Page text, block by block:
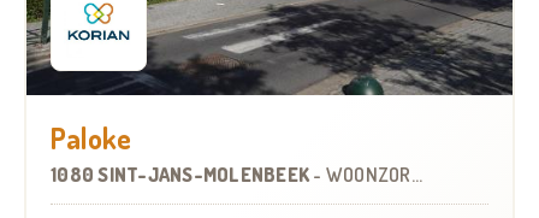
Paloke
1080 SINT-JANS-MOLENBEEK - WOONZORGCENTRUM (WZC)